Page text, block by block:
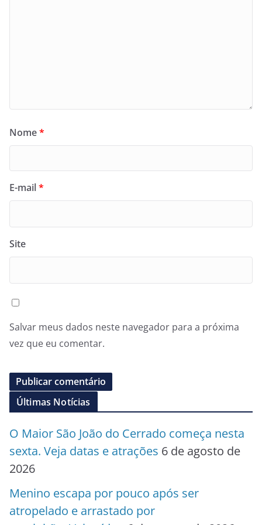
Nome*
E-mail*
Site
Salvar meus dados neste navegador para a próxima
vez que eu comentar.
Últimas Notícias
O Maior São João do Cerrado começa nesta
sexta. Veja datas e atrações 6 de agosto de
2026
Menino escapa por pouco após ser
atropelado e arrastado por